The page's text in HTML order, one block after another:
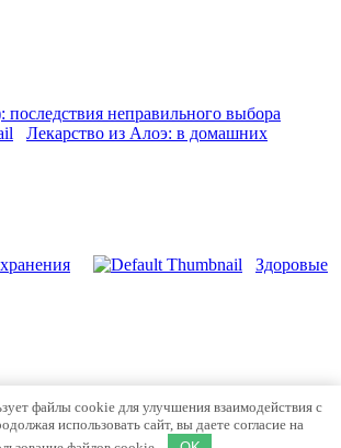
последствия неправильного выбора
Лекарство из Алоэ: в домашних
Здоровые
Спанбонд 60г/м2 для сада и огорода
файлы cookie для улучшения взаимодействия с
использовать сайт, вы даете согласие на